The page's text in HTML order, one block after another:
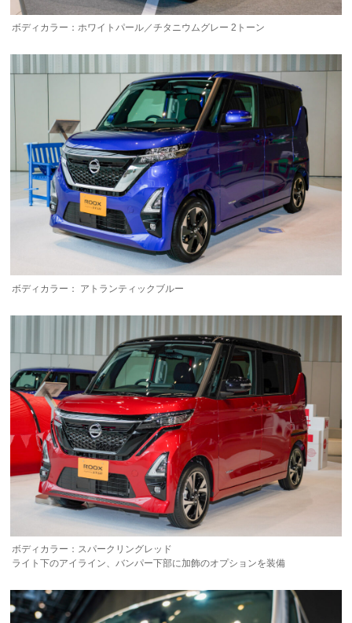
ボディカラー：ホワイトパール／チタニウムグレー 2トーン
ボディカラー： アトランティックブルー
ボディカラー：スパークリングレッド
ライト下のアイライン、バンパー下部に加飾のオプションを装備